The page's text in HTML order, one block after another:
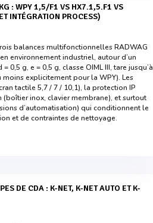
INTÉGRATION PROCESS)
balances multifonctionnelles RADWAG
environnement industriel, autour d’un
g, e = 0,5 g, classe OIML III, tare jusqu’à
explicitement pour la WPY). Les
tactile 5,7 / 7 / 10,1), la protection IP
inox, clavier membrane), et surtout
d’automatisation) qui conditionnent le
et de contraintes de nettoyage.